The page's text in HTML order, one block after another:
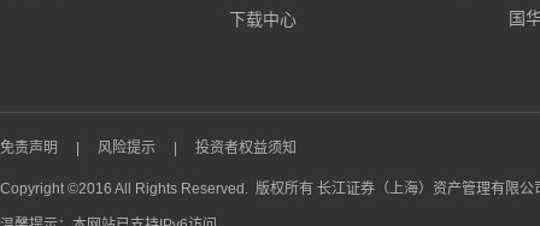
下载中心
国
免责声明 风险提示 投资者权益须知
Copyright ©2016 All Rights Reserved. 版权所有 长江证券（上海）资产管理有限